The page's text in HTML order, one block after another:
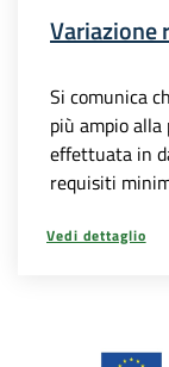
Variazione
Si comunica
più ampio
effettuata in
requisiti
Vedi dettaglio